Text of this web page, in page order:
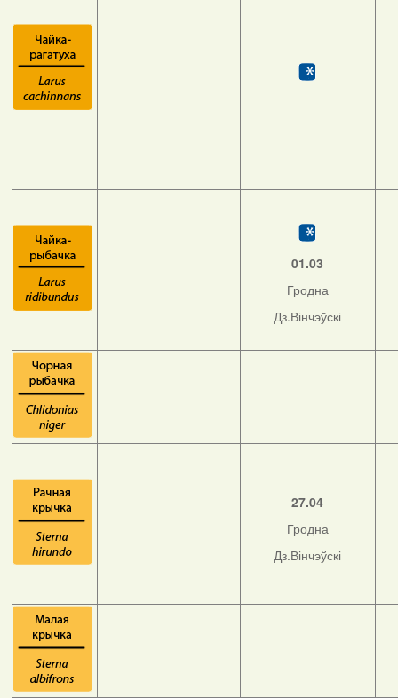
01.03
Гродна
Дз.Вінчэўскі
27.04
Гродна
Дз.Вінчэўскі